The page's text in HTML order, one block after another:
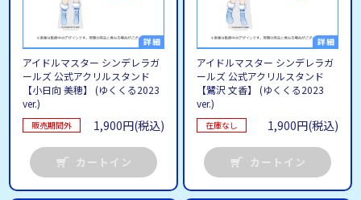
アイドルマスター シンデレラガ
ールズ 公式アクリルスタンド
【小日向 美穂】 (ゆくくる2023
ver.)
販売期間外 1,900円(税込)
カートイン
アイドルマスター シンデレラガ
ールズ 公式アクリルスタンド
【鷺沢 文香】 (ゆくくる2023
ver.)
在庫なし 1,900円(税込)
カートイン